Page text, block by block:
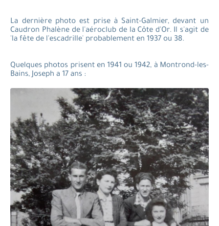
La dernière photo est prise à Saint-Galmier, devant un
Caudron Phalène de l'aéroclub de la Côte d'Or. Il s'agit de
'la fête de l'escadrille' probablement en 1937 ou 38.
Quelques photos prisent en 1941 ou 1942, à Montrond-les-
Bains, Joseph a 17 ans :